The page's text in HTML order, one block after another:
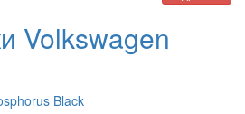
Volkswagen
Black